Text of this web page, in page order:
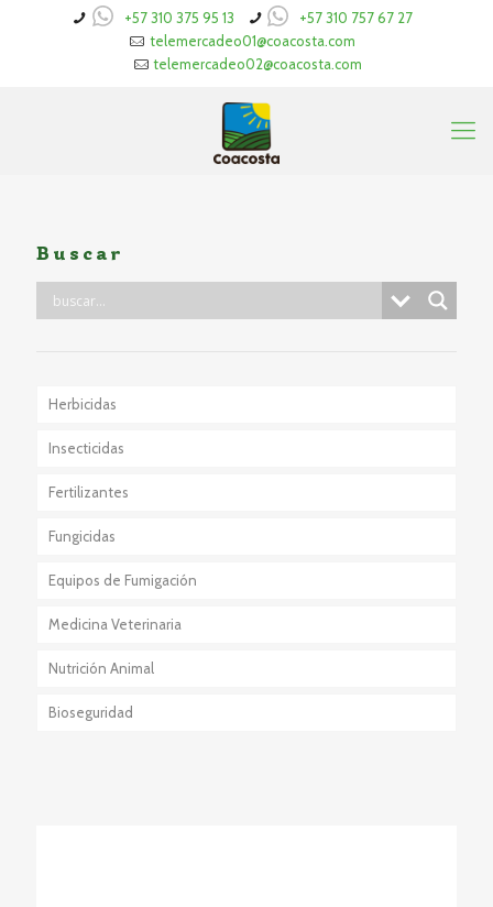
+57 310 375 95 13
+57 310 757 67 27
telemercadeo01@coacosta.com
telemercadeo02@coacosta.com
Buscar
Herbicidas
Insecticidas
Fertilizantes
Fungicidas
Equipos de Fumigación
Medicina Veterinaria
Nutrición Animal
Bioseguridad